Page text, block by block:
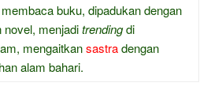
buku, dipadukan dengan
novel, menjaditrendingdi
mengaitkansastradengan
alam bahari.